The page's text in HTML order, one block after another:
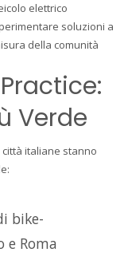
elettrico
soluzioni a
della comunità
Verde
italiane stanno
bike-
e Roma